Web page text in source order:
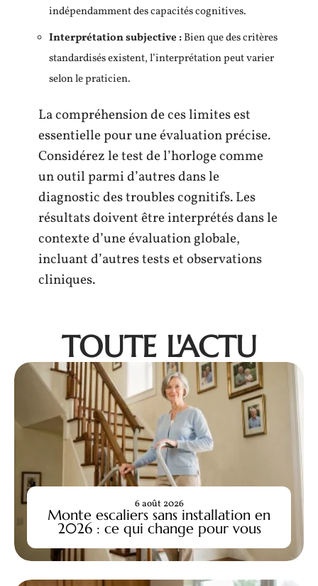
indépendamment des capacités cognitives.
Interprétation subjective :Bien que des critères
standardisés existent, l’interprétation peut varier
selon le praticien.
La compréhension de ces limites est
essentielle pour une évaluation précise.
Considérez le test de l’horloge comme
un outil parmi d’autres dans le
diagnostic des troubles cognitifs. Les
résultats doivent être interprétés dans le
contexte d’une évaluation globale,
incluant d’autres tests et observations
cliniques.
TOUTE L'ACTU
Monte escaliers sans installation en
2026 : ce qui change pour vous
6 août 2026